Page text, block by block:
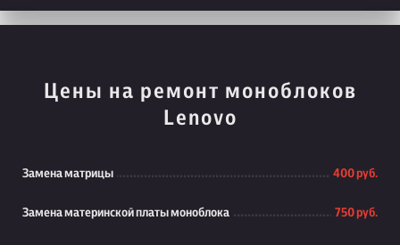
Цены на ремонт моноблоков
Lenovo
Замена матрицы 400 руб.
Замена материнской платы моноблока 750 руб.